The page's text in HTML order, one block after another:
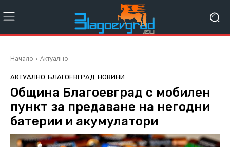
Начало Актуално
АКТУАЛНО БЛАГОЕВГРАД НОВИНИ
Община Благоевград с мобилен
пункт за предаване на негодни
батерии и акумулатори